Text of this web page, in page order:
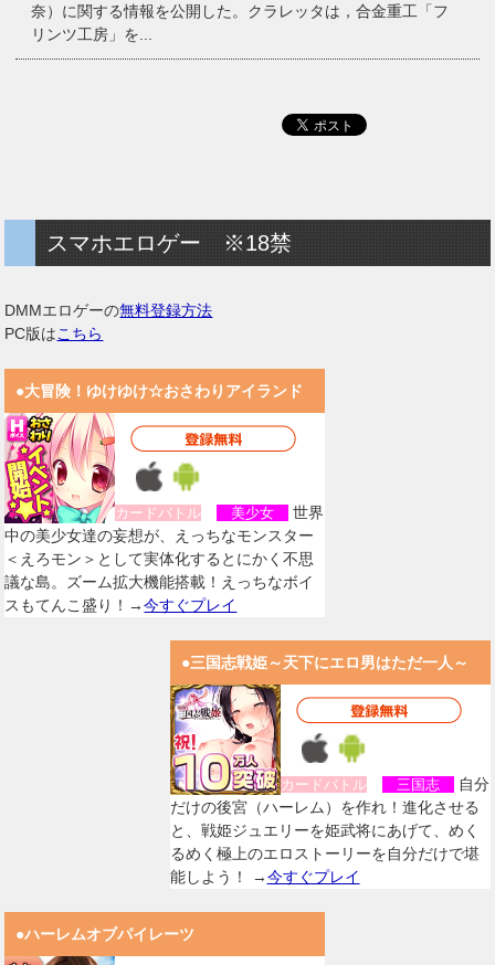
奈）に関する情報を公開した。クラレッタは，合金重工「フ
リンツ工房」を...
スマホエロゲー ※18禁
DMMエロゲーの無料登録方法
PC版はこちら
●大冒険！ゆけゆけ☆おさわりアイランド
カードバトル 美少女
世界
中の美少女達の妄想が、えっちなモンスター
＜えろモン＞として実体化するとにかく不思
議な島。ズーム拡大機能搭載！えっちなボイ
スもてんこ盛り！→今すぐプレイ
●三国志戦姫～天下にエロ男はただ一人～
カードバトル 三国志
自分
だけの後宮（ハーレム）を作れ！進化させる
と、戦姫ジュエリーを姫武将にあげて、めく
るめく極上のエロストーリーを自分だけで堪
能しよう！ →今すぐプレイ
●ハーレムオブパイレーツ